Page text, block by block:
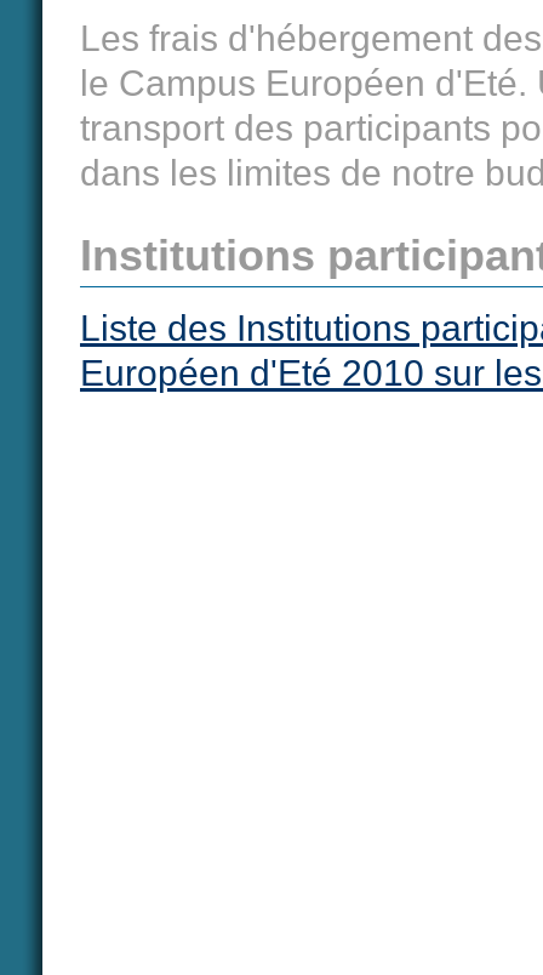
Les frais d'hébergement
le Campus Européen
transport des participants
dans les limites de notre
Institutions
Liste des Institutions
Européen d'Eté 2010 sur